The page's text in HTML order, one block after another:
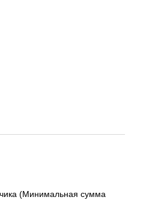
(Минимальная сумма